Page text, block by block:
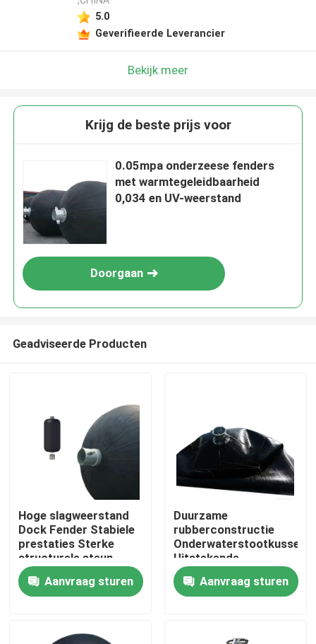
Thuis
Producten
Video's
5.0
Geverifieerde Leverancier
Bekijk meer
Krijg de beste prijs voor
0.05mpa onderzeese fenders
met warmtegeleidbaarheid
0,034 en UV-weerstand
Doorgaan
Geadviseerde Producten
Hoge slagweerstand
Dock Fender Stabiele
prestaties Sterke
structurele steun
Aanvraag sturen
Duurzame
rubberconstructie
Onderwaterstootkussen
Uitstekende
energieabsorptie
Weerbestendig
Aanvraag sturen